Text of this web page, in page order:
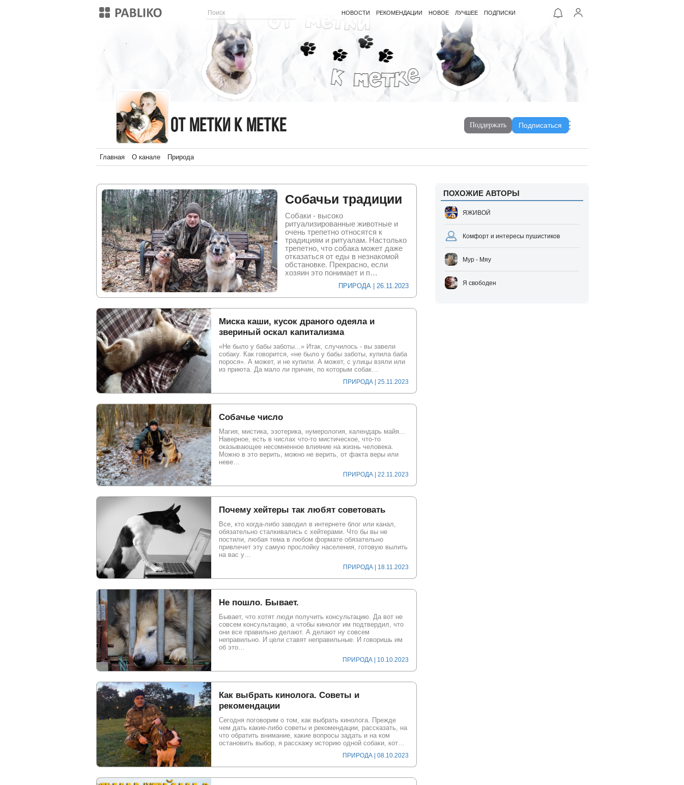
НОВОСТИ РЕКОМЕНДАЦИИ НОВОЕ ЛУЧШЕЕ ПОДПИСКИ
От метки к метке
От метки к метке Поддержать Подписаться
Главная О канале Природа
Собачьи традиции
Собаки - высоко
ритуализированные животные и
очень трепетно относятся к
традициям и ритуалам. Настолько
трепетно, что собака может даже
отказаться от еды в незнакомой
обстановке. Прекрасно, если
хозяин это понимает и п…
ПРИРОДА | 26.11.2023
Миска каши, кусок драного одеяла и
звериный оскал капитализма
«Не было у бабы заботы...» Итак, случилось - вы завели
собаку. Как говорится, «не было у бабы заботы, купила баба
порося». А может, и не купили. А может, с улицы взяли или
из приюта. Да мало ли причин, по которым собак…
ПРИРОДА | 25.11.2023
Собачье число
Магия, мистика, эзотерика, нумерология, календарь майя...
Наверное, есть в числах что-то мистическое, что-то
оказывающее несомненное влияние на жизнь человека.
Можно в это верить, можно не верить, от факта веры или
неве…
ПРИРОДА | 22.11.2023
Почему хейтеры так любят советовать
Все, кто когда-либо заводил в интернете блог или канал,
обязательно сталкивались с хейтерами. Что бы вы не
постили, любая тема в любом формате обязательно
привлечет эту самую прослойку населения, готовую вылить
на вас у…
ПРИРОДА | 18.11.2023
Не пошло. Бывает.
Бывает, что хотят люди получить консультацию. Да вот не
совсем консультацию, а чтобы кинолог им подтвердил, что
они все правильно делают. А делают ну совсем
неправильно. И цели ставят неправильные. И говоришь им
об это…
ПРИРОДА | 10.10.2023
Как выбрать кинолога. Советы и
рекомендации
Сегодня поговорим о том, как выбрать кинолога. Прежде
чем дать какие-либо советы и рекомендации, рассказать, на
что обратить внимание, какие вопросы задать и на ком
остановить выбор, я расскажу историю одной собаки, кот…
ПРИРОДА | 08.10.2023
ПОХОЖИЕ АВТОРЫ
ЯЖИВОЙ
Комфорт и интересы пушистиков
Мур - Мяу
Я свободен